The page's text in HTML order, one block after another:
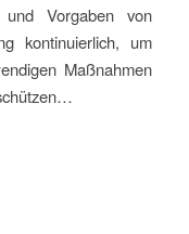
und Vorgaben von
kontinuierlich, um
Maßnahmen